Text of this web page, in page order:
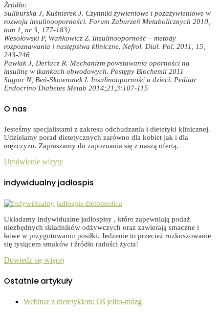
Źródła:
Suliburska J, Kuśnierek J. Czynniki żywieniowe i pozażywieniowe w
rozwoju insulinooporności. Forum Zaburzeń Metabolicznych 2010,
tom 1, nr 3, 177-183)
Wesołowski P, Wańkowicz Z. Insulinooporność – metody
rozpoznawania i następstwa kliniczne. Nefrol. Dial. Pol. 2011, 15,
243-246
Pawlak J, Derlacz R. Mechanizm powstawania oporności na
insulinę w tkankach obwodowych. Postępy Biochemii 2011
Stąpor N, Beń-Skowronek I. Insulinooporność u dzieci. Pediatr
Endocrino Diabetes Metab 2014;21,3:107-115
O nas
Jesteśmy specjalistami z zakresu odchudzania i dietetyki klinicznej.
Udzielamy porad dietetycznych zarówno dla kobiet jak i dla
mężczyzn. Zapraszamy do zapoznania się z naszą ofertą.
Umówienie wizyty
indywidualny jadłospis
Układamy indywidualne jadłospisy , które zapewniają podaż
niezbędnych składników odżywczych oraz zawierają smaczne i
łatwe w przygotowaniu posiłki. Jedzenie to przecież rozkoszowanie
się tysiącem smaków i źródło radości życia!
Dowiedz się więcej
Ostatnie artykuły
Webinar z dietetykiem: Oś jelito-mózg